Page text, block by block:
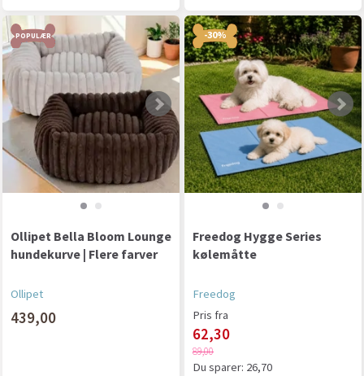
POPULÆR
Ollipet Bella Bloom Lounge
hundekurve | Flere farver
Ollipet
439,00
-30%
Freedog Hygge Series
kølemåtte
Freedog
Pris fra
62,30
89,00
Du sparer: 26,70